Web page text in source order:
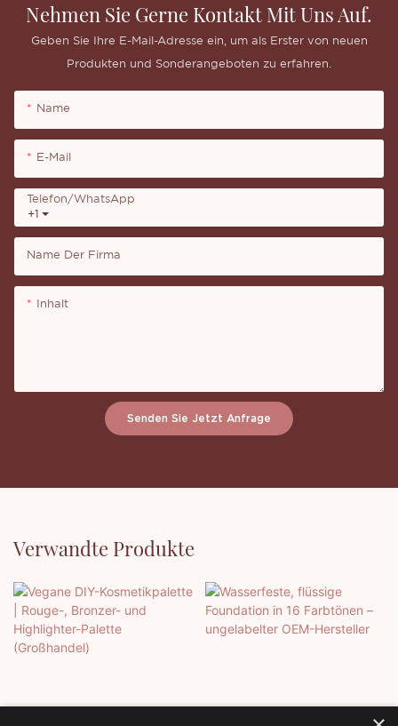
Nehmen Sie Gerne Kontakt Mit Uns Auf.
Geben Sie Ihre E-Mail-Adresse ein, um als Erster von neuen
Produkten und Sonderangeboten zu erfahren.
Name
E-Mail
+1
Telefon/WhatsApp
Name Der Firma
Inhalt
Senden Sie Jetzt Anfrage
Verwandte Produkte